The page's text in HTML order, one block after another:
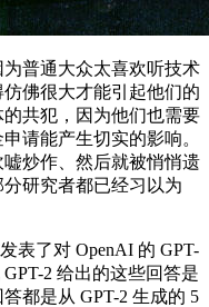
普通大众太喜欢听技术
佛很大才能引起他们的
共犯，因为他们也需要
请能产生切实的影响。
炒作、然后就被悄悄遗
研究者都已经习以为
了对 OpenAI 的 GPT-
2 给出的这些回答是
都是从 GPT-2 生成的 5